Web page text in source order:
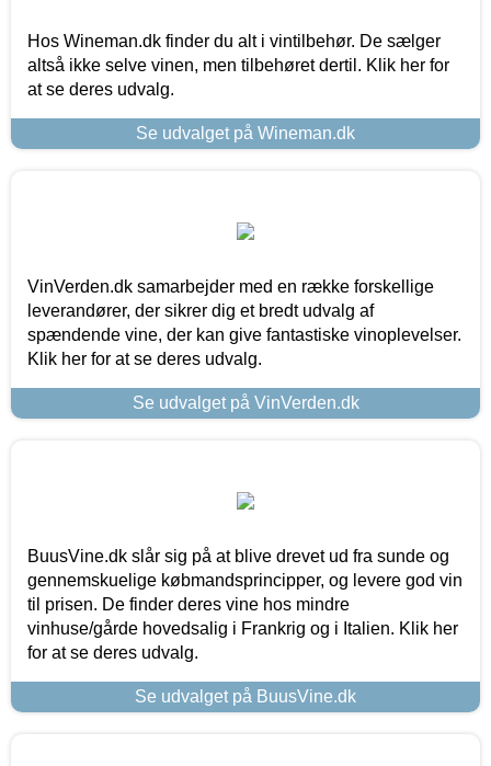
Hos Wineman.dk finder du alt i vintilbehør. De sælger
altså ikke selve vinen, men tilbehøret dertil. Klik her for
at se deres udvalg.
Se udvalget på Wineman.dk
VinVerden.dk samarbejder med en række forskellige
leverandører, der sikrer dig et bredt udvalg af
spændende vine, der kan give fantastiske vinoplevelser.
Klik her for at se deres udvalg.
Se udvalget på VinVerden.dk
BuusVine.dk slår sig på at blive drevet ud fra sunde og
gennemskuelige købmandsprincipper, og levere god vin
til prisen. De finder deres vine hos mindre
vinhuse/gårde hovedsalig i Frankrig og i Italien. Klik her
for at se deres udvalg.
Se udvalget på BuusVine.dk